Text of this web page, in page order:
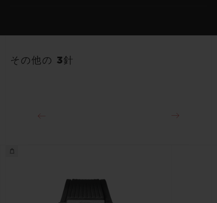
40時間
ストラップ
プ：フルピンク
その他の 3針